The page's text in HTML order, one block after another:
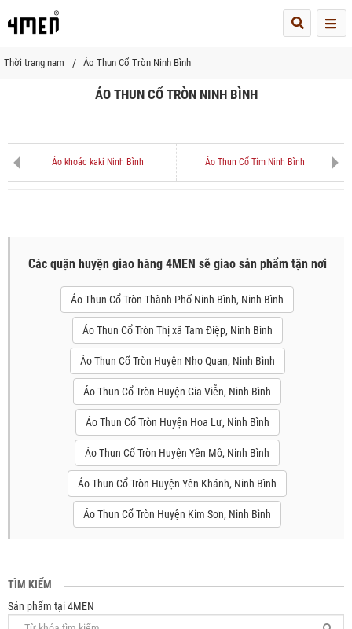
Thời trang nam Áo Thun Cổ Tròn Ninh Bình
ÁO THUN CỔ TRÒN NINH BÌNH
Áo khoác kaki Ninh Bình Áo Thun Cổ Tim Ninh Bình
Các quận huyện giao hàng 4MEN sẽ giao sản phẩm tận nơi
Áo Thun Cổ Tròn Thành Phố Ninh Bình, Ninh Bình
Áo Thun Cổ Tròn Thị xã Tam Điệp, Ninh Bình
Áo Thun Cổ Tròn Huyện Nho Quan, Ninh Bình
Áo Thun Cổ Tròn Huyện Gia Viễn, Ninh Bình
Áo Thun Cổ Tròn Huyện Hoa Lư, Ninh Bình
Áo Thun Cổ Tròn Huyện Yên Mô, Ninh Bình
Áo Thun Cổ Tròn Huyện Yên Khánh, Ninh Bình
Áo Thun Cổ Tròn Huyện Kim Sơn, Ninh Bình
TÌM KIẾM
Sản phẩm tại 4MEN